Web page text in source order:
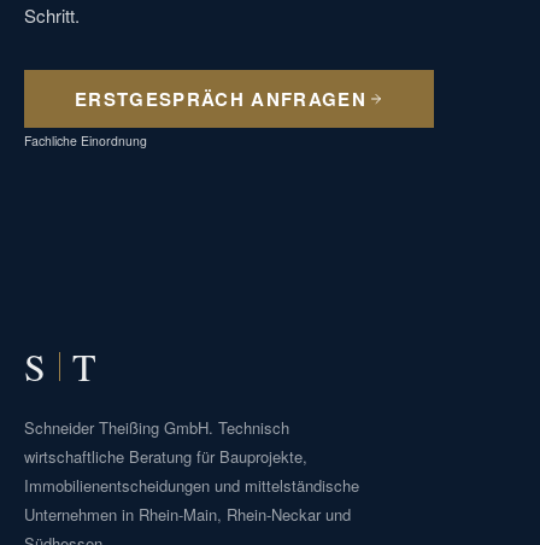
Schritt.
ERSTGESPRÄCH ANFRAGEN
Fachliche Einordnung
S T
Schneider Theißing GmbH. Technisch
wirtschaftliche Beratung für Bauprojekte,
Immobilienentscheidungen und mittelständische
Unternehmen in Rhein-Main, Rhein-Neckar und